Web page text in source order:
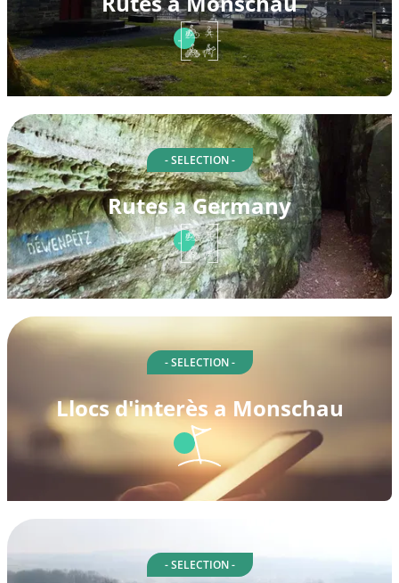
- SELECTION -
Rutes a Germany
- SELECTION -
Llocs d'interès a Monschau
- SELECTION -